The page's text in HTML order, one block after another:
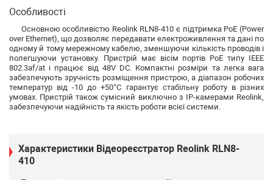
Особливості
Основною особливістю Reolink RLN8-410 є підтримка PoE (Power
over Ethernet), що дозволяє передавати електроживлення та дані по
одному й тому мережному кабелю, зменшуючи кількість проводів і
полегшуючи установку. Пристрій має вісім портів PoE типу IEEE
802.3af/at і працює від 48V DC. Компактні розміри та легка вага
забезпечують зручність розміщення пристрою, а діапазон робочих
температур від -10 до +50°C гарантує стабільну роботу в різних
умовах. Пристрій також сумісний виключно з IP-камерами Reolink,
забезпечуючи надійність та якість роботи всієї системи.
Характеристики Відеореєстратор Reolink RLN8-
410